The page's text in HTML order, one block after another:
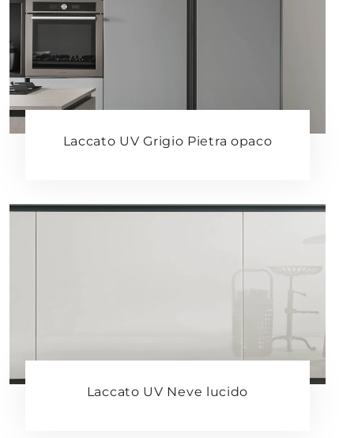
Laccato UV Grigio Pietra opaco
Laccato UV Neve lucido